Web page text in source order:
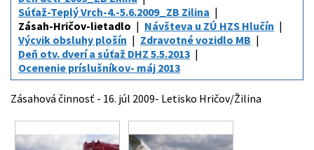
Súťaž-Teplý Vrch-4.-5.6.2009_ZB Zilina
Zásah-Hričov-lietadlo
Návšteva u ZÚ HZS Hlučín
Výcvik obsluhy plošín
Zdravotné vozidlo MB
Deň otv. dverí a súťaž DHZ 5.5.2013
Ocenenie príslušníkov- máj 2013
Zásahová činnosť - 16. júl 2009- Letisko Hričov/Žilina